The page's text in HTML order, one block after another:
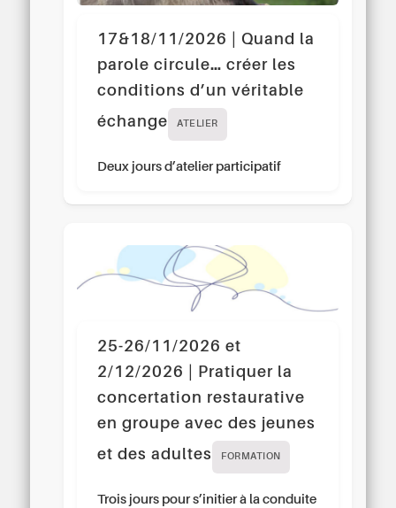
17&18/11/2026 | Quand la
parole circule… créer les
conditions d’un véritable
échange
ATELIER
Deux jours d’atelier participatif
25-26/11/2026 et
2/12/2026 | Pratiquer la
concertation restaurative
en groupe avec des jeunes
et des adultes
FORMATION
Trois jours pour s’initier à la conduite